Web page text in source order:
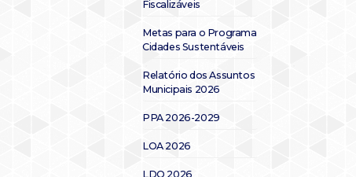
Fiscalizáveis
Metas para o Programa
Cidades Sustentáveis
Relatório dos Assuntos
Municipais 2026
PPA 2026-2029
LOA 2026
LDO 2026